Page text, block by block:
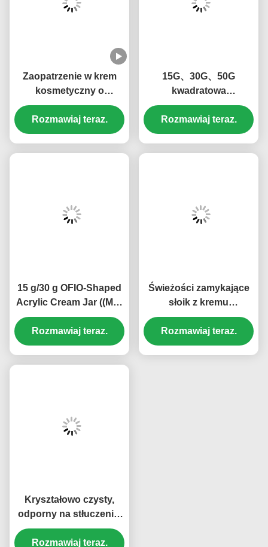
Opakowanie Słoika Z Kremem
Pudełko Do Opakowań Kosmetycznych